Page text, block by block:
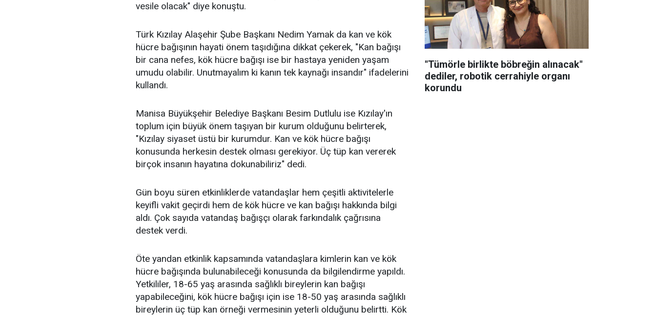
vesile olacak" diye konuştu.
Türk Kızılay Alaşehir Şube Başkanı Nedim Yamak da kan ve kök
hücre bağışının hayati önem taşıdığına dikkat çekerek, "Kan bağışı
bir cana nefes, kök hücre bağışı ise bir hastaya yeniden yaşam
umudu olabilir. Unutmayalım ki kanın tek kaynağı insandır" ifadelerini
kullandı.
Manisa Büyükşehir Belediye Başkanı Besim Dutlulu ise Kızılay'ın
toplum için büyük önem taşıyan bir kurum olduğunu belirterek,
"Kızılay siyaset üstü bir kurumdur. Kan ve kök hücre bağışı
konusunda herkesin destek olması gerekiyor. Üç tüp kan vererek
birçok insanın hayatına dokunabiliriz" dedi.
Gün boyu süren etkinliklerde vatandaşlar hem çeşitli aktivitelerle
keyifli vakit geçirdi hem de kök hücre ve kan bağışı hakkında bilgi
aldı. Çok sayıda vatandaş bağışçı olarak farkındalık çağrısına
destek verdi.
Öte yandan etkinlik kapsamında vatandaşlara kimlerin kan ve kök
hücre bağışında bulunabileceği konusunda da bilgilendirme yapıldı.
Yetkililer, 18-65 yaş arasında sağlıklı bireylerin kan bağışı
yapabileceğini, kök hücre bağışı için ise 18-50 yaş arasında sağlıklı
bireylerin üç tüp kan örneği vermesinin yeterli olduğunu belirtti. Kök
"Tümörle birlikte böbreğin alınacak"
dediler, robotik cerrahiyle organı
korundu